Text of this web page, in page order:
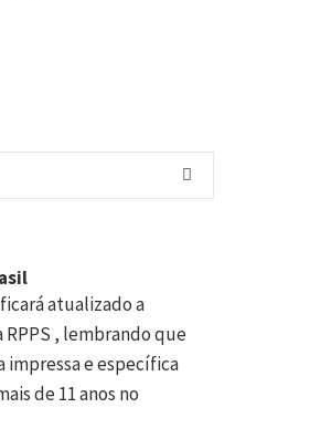
atualizado a
, lembrando que
impressa e específica
de 11 anos no